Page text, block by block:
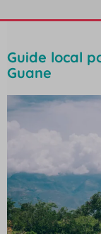
Guide local
Guane